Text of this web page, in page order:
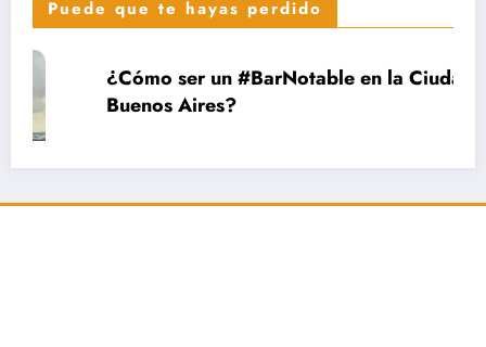
Puede que te hayas perdido
¿Cómo ser un #BarNotable en la Ciudad de
Buenos Aires?